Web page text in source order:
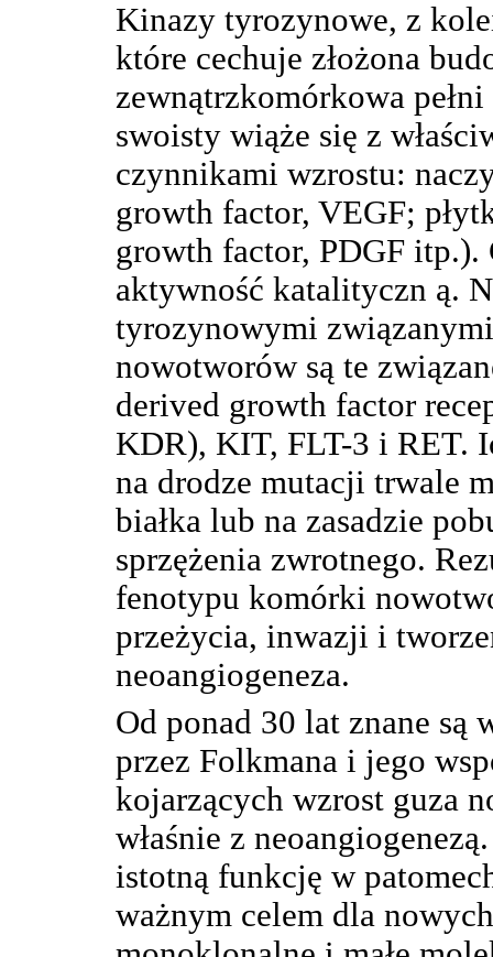
Kinazy tyrozynowe, z
które cechuje złożona
zewnątrzkomórkowa
swoisty wiąże się z
czynnikami wzrostu:
growth factor, VEGF;
growth factor, PDGF itp.).
aktywność katalityczn ą.
tyrozynowymi
nowotworów są te
derived growth factor
KDR), KIT, FLT-3 i RET.
na drodze mutacji trwale
białka lub na zasadzie
sprzężenia zwrotnego.
fenotypu komórki
przeżycia, inwazji i
neoangiogeneza.
Od ponad 30 lat znane
przez Folkmana i jego
kojarzących wzrost guza
właśnie z
istotną funkcję w
ważnym celem dla